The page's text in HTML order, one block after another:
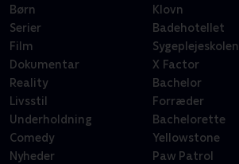
Børn
Serier
Film
Dokumentar
Reality
Livsstil
Underholdning
Comedy
Nyheder
Klovn
Badehotellet
Sygeplejeskolen
X Factor
Bachelor
Forræder
Bachelorette
Yellowstone
Paw Patrol